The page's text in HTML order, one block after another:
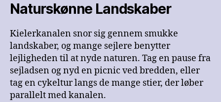
Naturskønne Landskaber
Kielerkanalen snor sig gennem smukke
landskaber, og mange sejlere benytter
lejligheden til at nyde naturen. Tag en pause fra
sejladsen og nyd en picnic ved bredden, eller
tag en cykeltur langs de mange stier, der løber
parallelt med kanalen.